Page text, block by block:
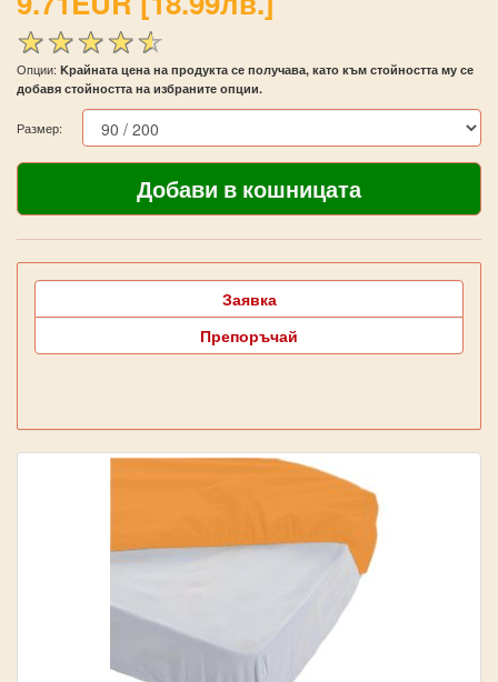
Опции: Kрайната цена на продукта се получава, като към стойността му се
добавя стойността на избраните опции.
Размер:
Заявка
Препоръчай